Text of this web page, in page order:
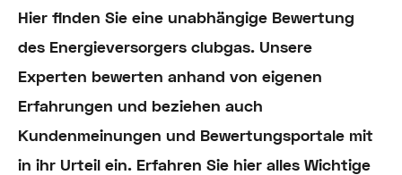
Hier finden Sie eine unabhängige Bewertung
des Energieversorgers clubgas. Unsere
Experten bewerten anhand von eigenen
Erfahrungen und beziehen auch
Kundenmeinungen und Bewertungsportale mit
in ihr Urteil ein. Erfahren Sie hier alles Wichtige